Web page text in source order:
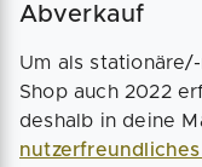
Abverkauf
Um als
Shop auch 2022
deshalb in deine